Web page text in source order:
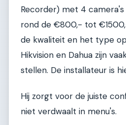
Recorder) met 4
rond de €800,- tot
de kwaliteit en het type
Hikvision en Dahua zijn
stellen. De installateur is
Hij zorgt voor de juiste
niet verdwaalt in menu's.